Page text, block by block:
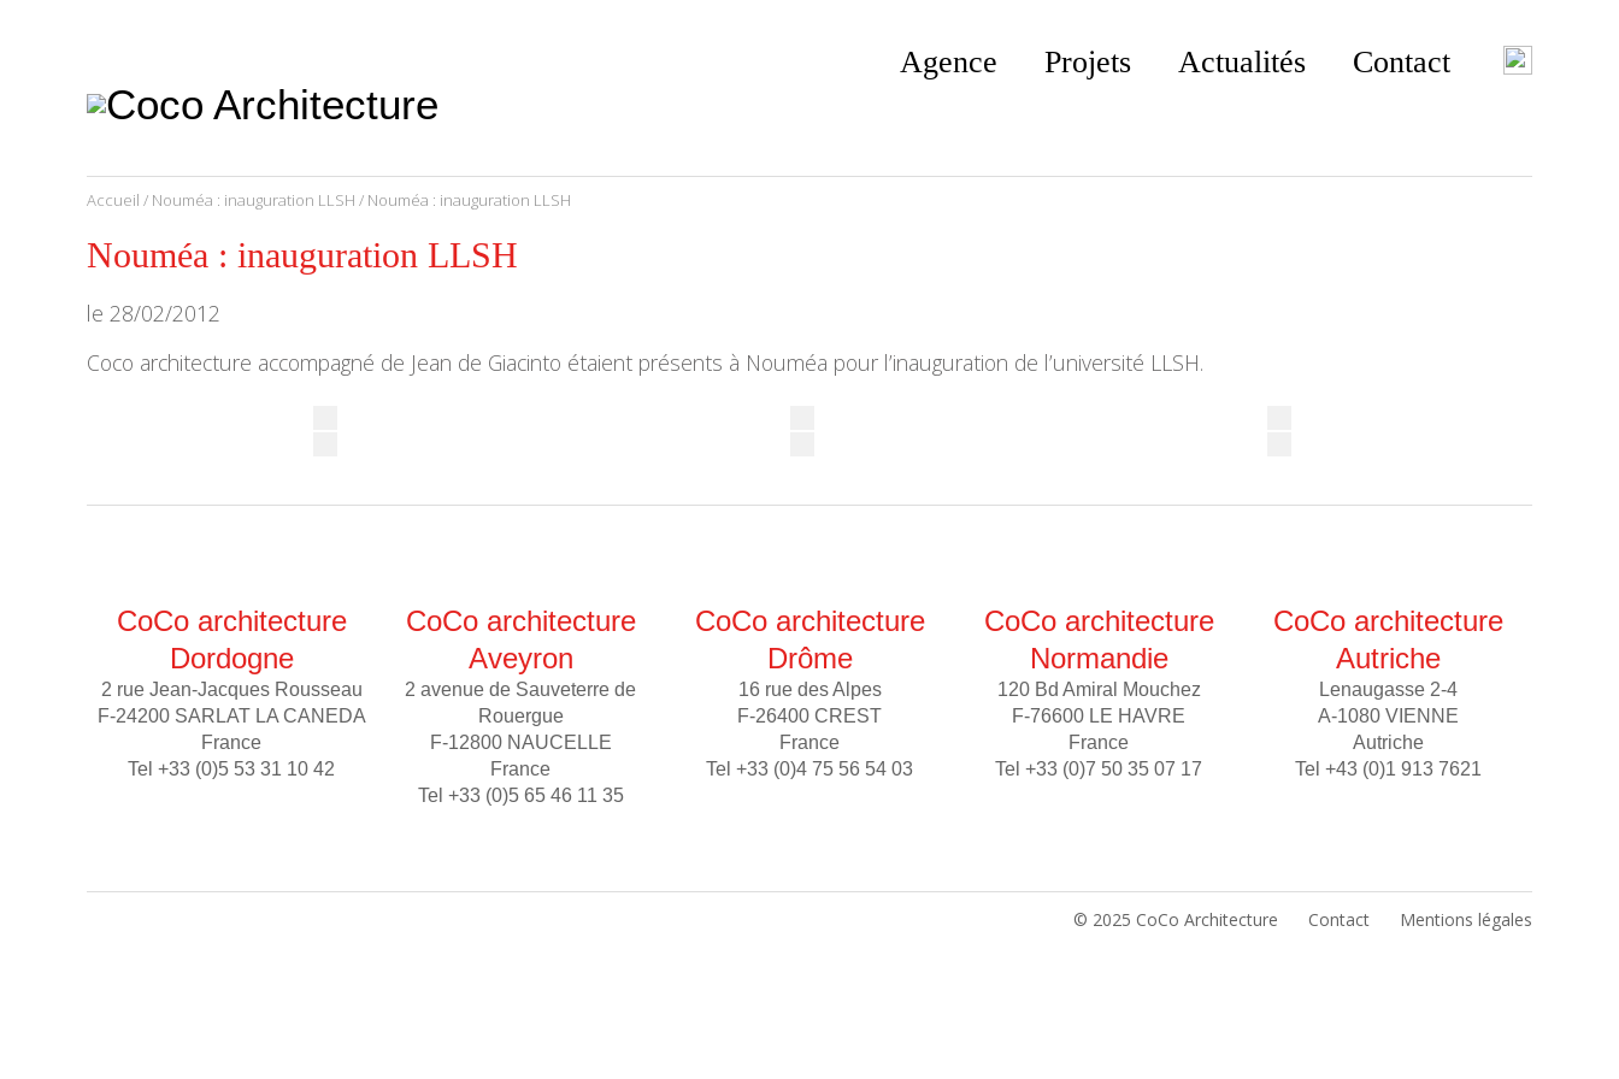
urbanisme,
etc.
Agence Projets Actualités Contact
Accueil / Nouméa : inauguration LLSH / Nouméa : inauguration LLSH
Nouméa : inauguration LLSH
le 28/02/2012
Coco architecture accompagné de Jean de Giacinto étaient présents à Nouméa pour l’inauguration de l’université LLSH.
CoCo architecture
Dordogne
2 rue Jean-Jacques Rousseau
F-24200 SARLAT LA CANEDA
France
Tel +33 (0)5 53 31 10 42
CoCo architecture
Aveyron
2 avenue de Sauveterre de
Rouergue
F-12800 NAUCELLE
France
Tel +33 (0)5 65 46 11 35
CoCo architecture
Drôme
16 rue des Alpes
F-26400 CREST
France
Tel +33 (0)4 75 56 54 03
CoCo architecture
Normandie
120 Bd Amiral Mouchez
F-76600 LE HAVRE
France
Tel +33 (0)7 50 35 07 17
CoCo architecture
Autriche
Lenaugasse 2-4
A-1080 VIENNE
Autriche
Tel +43 (0)1 913 7621
Contact Mentions légales
© 2025 CoCo Architecture